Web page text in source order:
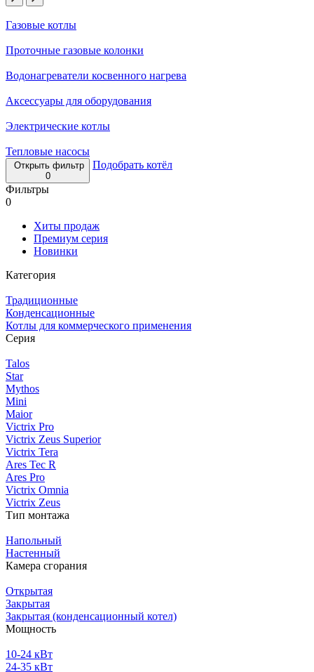
Газовые котлы
Проточные газовые колонки
Водонагреватели косвенного нагрева
Аксессуары для оборудования
Электрические котлы
Тепловые насосы
Открыть фильтр
0
Подобрать котёл
Фильтры
0
Хиты продаж
Премиум серия
Новинки
Категория
Традиционные
Конденсационные
Котлы для коммерческого применения
Серия
Talos
Star
Mythos
Mini
Maior
Victrix Pro
Victrix Zeus Superior
Victrix Tera
Ares Tec R
Ares Pro
Victrix Omnia
Victrix Zeus
Тип монтажа
Напольный
Настенный
Камера сгорания
Открытая
Закрытая
Закрытая (конденсационный котел)
Мощность
10-24 кВт
24-35 кВт